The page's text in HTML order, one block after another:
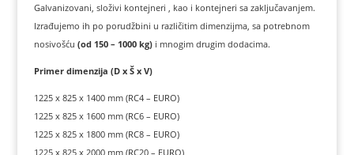
Galvanizovani, složivi kontejneri , kao i kontejneri sa zaključavanjem.
Izrađujemo ih po porudžbini u različitim dimenzijma, sa potrebnom
nosivošću (od 150 – 1000 kg)i mnogim drugim dodacima.
Primer dimenzija (D x Š x V)
1225 x 825 x 1400 mm (RC4 – EURO)
1225 x 825 x 1600 mm (RC6 – EURO)
1225 x 825 x 1800 mm (RC8 – EURO)
1225 x 825 x 2000 mm (RC20 – EURO)